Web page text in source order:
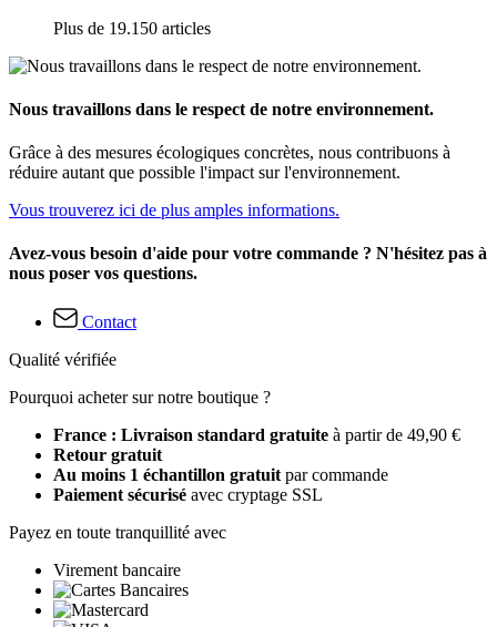
Plus de 19.150 articles
Nous travaillons dans le respect de notre environnement.
Grâce à des mesures écologiques concrètes, nous contribuons à
réduire autant que possible l'impact sur l'environnement.
Vous trouverez ici de plus amples informations.
Avez-vous besoin d'aide pour votre commande ? N'hésitez pas à
nous poser vos questions.
Contact
Qualité vérifiée
Pourquoi acheter sur notre boutique ?
France : Livraison standard gratuite à partir de 49,90 €
Retour gratuit
Au moins 1 échantillon gratuit par commande
Paiement sécurisé avec cryptage SSL
Payez en toute tranquillité avec
Virement bancaire